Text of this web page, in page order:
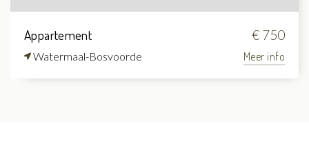
Appartement € 750
Watermaal-Bosvoorde Meer info